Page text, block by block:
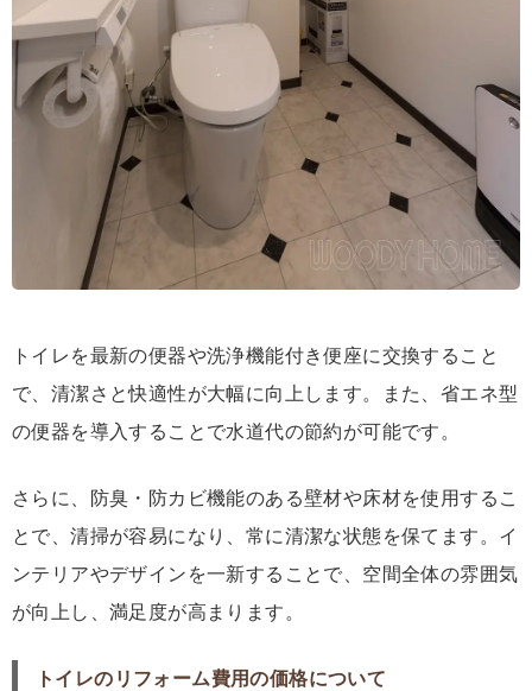
トイレを最新の便器や洗浄機能付き便座に交換すること
で、清潔さと快適性が大幅に向上します。また、省エネ型
の便器を導入することで水道代の節約が可能です。
さらに、防臭・防カビ機能のある壁材や床材を使用するこ
とで、清掃が容易になり、常に清潔な状態を保てます。イ
ンテリアやデザインを一新することで、空間全体の雰囲気
が向上し、満足度が高まります。
トイレのリフォーム費用の価格について